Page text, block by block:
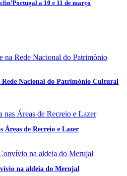
a 10 e 11 de março
Nacional do Património Cultural
Áreas de Recreio e Lazer
na aldeia do Merujal